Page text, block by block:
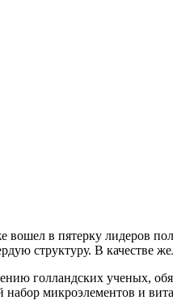
вошел в пятерку лидеров
структуру. В качестве
голландских ученых,
микроэлементов и